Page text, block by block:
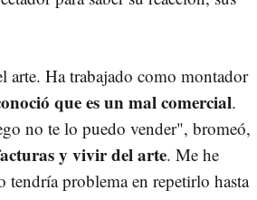
arte. Ha trabajado como montador
que es un mal comercial.
no te lo puedo vender", bromeó,
y vivir del arte. Me he
problema en repetirlo hasta